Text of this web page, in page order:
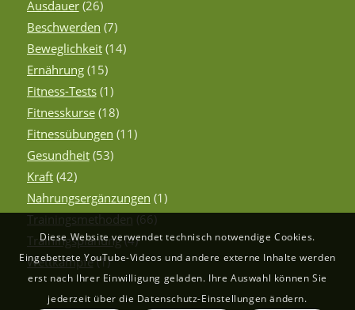
Ausdauer(26)
Beschwerden (7)
Beweglichkeit(14)
Ernährung(15)
Fitness-Tests(1)
Fitnesskurse(18)
Fitnessübungen (11)
Gesundheit(53)
Kraft(42)
Nahrungsergänzungen (1)
Trainingsmethoden (66)
Trainingsplanung(4)
Wettkämpfe(1)
Diese Website verwendet technisch notwendige Cookies.
Eingebettete YouTube-Videos und andere externe Inhalte werden
erst nach Ihrer Einwilligung geladen. Ihre Auswahl können Sie
jederzeit über die Datenschutz-Einstellungen ändern.